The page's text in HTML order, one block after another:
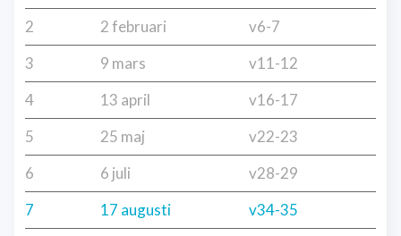
2
2 februari
v6-7
3
9 mars
v11-12
4
13 april
v16-17
5
25 maj
v22-23
6
6 juli
v28-29
7
17 augusti
v34-35